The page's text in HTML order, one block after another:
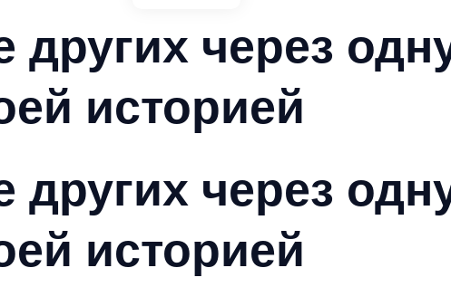
других через
историей
других через
историей